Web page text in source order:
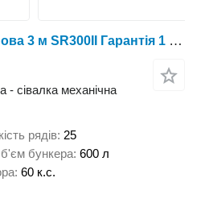
Agro-Masz Сівалка зернова 3 м SR300II Гарантія 1 РІК!
- сівалка механічна
рядів 25
бункера 600 л
60 к.с.